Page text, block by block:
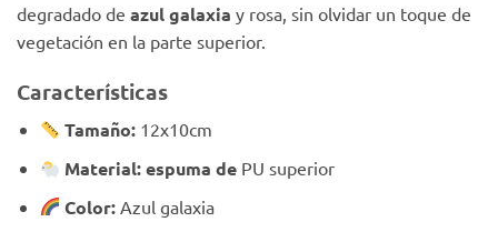
degradado de azul galaxia y rosa, sin olvidar un toque de
vegetación en la parte superior.
Características
Tamaño: 12x10cm
Material: espuma de PU superior
Color:Azul galaxia